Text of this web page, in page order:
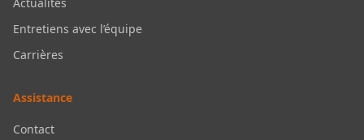
Entretiens avec l’équipe
Carrières
Assistance
Contact